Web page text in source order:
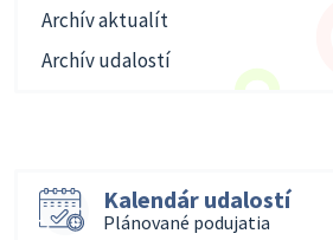
Archív aktualít
Archív udalostí
Kalendár udalostí
Plánované podujatia